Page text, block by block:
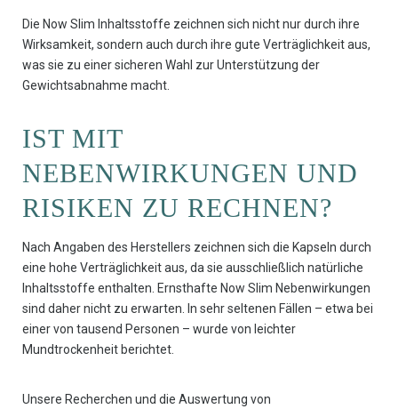
Die Now Slim Inhaltsstoffe zeichnen sich nicht nur durch ihre
Wirksamkeit, sondern auch durch ihre gute Verträglichkeit aus,
was sie zu einer sicheren Wahl zur Unterstützung der
Gewichtsabnahme macht.
IST MIT
NEBENWIRKUNGEN UND
RISIKEN ZU RECHNEN?
Nach Angaben des Herstellers zeichnen sich die Kapseln durch
eine hohe Verträglichkeit aus, da sie ausschließlich natürliche
Inhaltsstoffe enthalten. Ernsthafte Now Slim Nebenwirkungen
sind daher nicht zu erwarten. In sehr seltenen Fällen – etwa bei
einer von tausend Personen – wurde von leichter
Mundtrockenheit berichtet.
Unsere Recherchen und die Auswertung von